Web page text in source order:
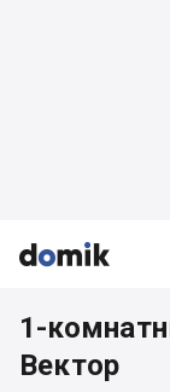



1-
Вектор